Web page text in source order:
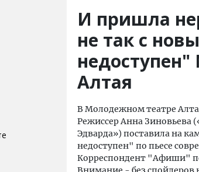
И пришла
не так с
Алтая
В Молодежном театре
Режиссер Анна Зиновьева
Эдварда») поставила на
недоступен" по пьесе
Корреспондент "Афиши"